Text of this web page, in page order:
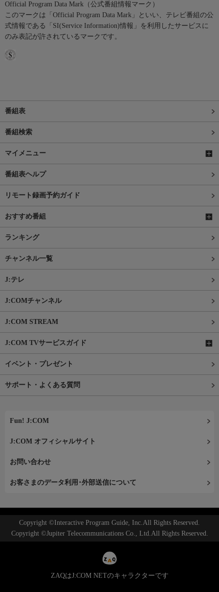
Official Program Data Mark（公式番組情報マーク）
このマークは「Official Program Data Mark」といい、テレビ番組の公
式情報である「SI(Service Information)情報」を利用したサービスに
のみ表記が許されているマークです。
番組表
番組検索
マイメニュー
番組表ヘルプ
リモート録画予約ガイド
おすすめ番組
ランキング
チャンネル一覧
J:テレ
J:COMチャンネル
J:COM STREAM
J:COM TVサービスガイド
イベント・プレゼント
サポート・よくある質問
Fun! J:COM
J:COM オフィシャルサイト
お問い合わせ
お客さまのデータ利用･外部送信について
Copyright ©Interactive Program Guide, Inc.All Rights Reserved.
Copyright ©Jupiter Telecommunications Co., Ltd.All Rights Reserved.
ZAQはJ:COM NETのキャラクターです